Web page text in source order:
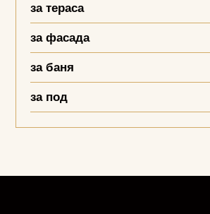
за тераса
за фасада
за баня
за под